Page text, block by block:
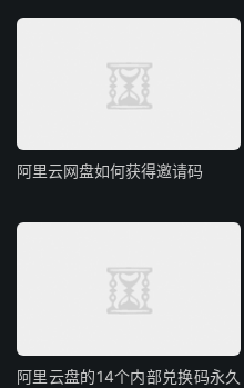
阿里云网盘如何获得邀请码
阿里云盘的14个内部兑换码永久